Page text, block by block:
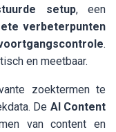
setup, een
verbeterpunten
.
en meetbaar.
zoektermen te
De AI Content
van content en